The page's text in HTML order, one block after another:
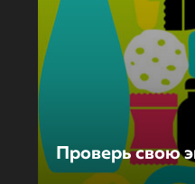
Проверь свою